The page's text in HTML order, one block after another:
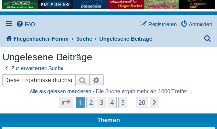
FAQ Anmelden
Registrieren
Fliegenfischer-Forum Suche Ungelesene Beiträge
Ungelesene Beiträge
Zur erweiterten Suche
Suche
Alle als gelesen markieren • Die Suche ergab mehr als 1000 Treffer
Seite 1von 20
1 2 3 4 5 20
Themen